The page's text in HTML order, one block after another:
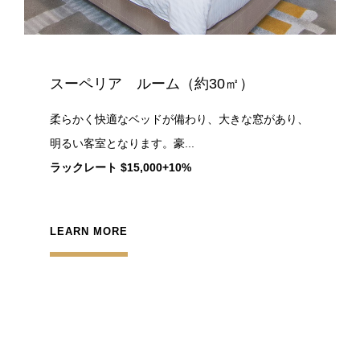
スーペリア ルーム（約30㎡）
柔らかく快適なベッドが備わり、大きな窓があり、
明るい客室となります。豪...
ラックレート $15,000+10%
LEARN MORE